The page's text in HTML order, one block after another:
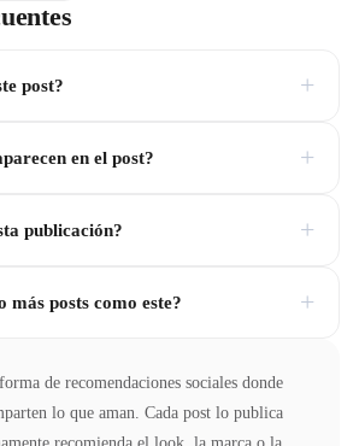
post? +
en el post? +
publicación? +
más posts como este? +
de recomendaciones sociales donde
lo que aman. Cada post lo publica